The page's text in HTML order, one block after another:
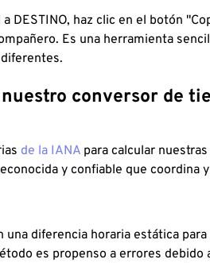
DESTINO, haz clic en el botón
Es una herramienta
conversor de
de la IANA para calcular
y confiable que coordina
diferencia horaria estática
es propenso a errores debido